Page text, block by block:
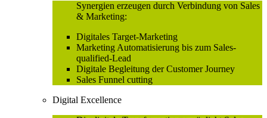
Synergien erzeugen durch Verbindung von Sales
& Marketing:
Digitales Target-Marketing
Marketing Automatisierung bis zum Sales-
qualified-Lead
Digitale Begleitung der Customer Journey
Sales Funnel cutting
Digital Excellence